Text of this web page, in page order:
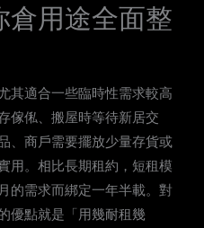
倉用途全面整
其適合一些臨時性需求較高
傢俬、搬屋時等待新居交
、商戶需要擺放少量存貨或
用。相比長期租約，短租模
的需求而綁定一年半載。對
優點就是「用幾耐租幾